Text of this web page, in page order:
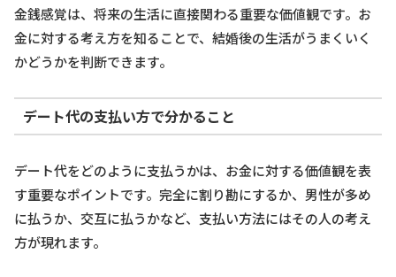
金銭感覚は、将来の生活に直接関わる重要な価値観です。お
金に対する考え方を知ることで、結婚後の生活がうまくいく
かどうかを判断できます。
デート代の支払い方で分かること
デート代をどのように支払うかは、お金に対する価値観を表
す重要なポイントです。完全に割り勘にするか、男性が多め
に払うか、交互に払うかなど、支払い方法にはその人の考え
方が現れます。